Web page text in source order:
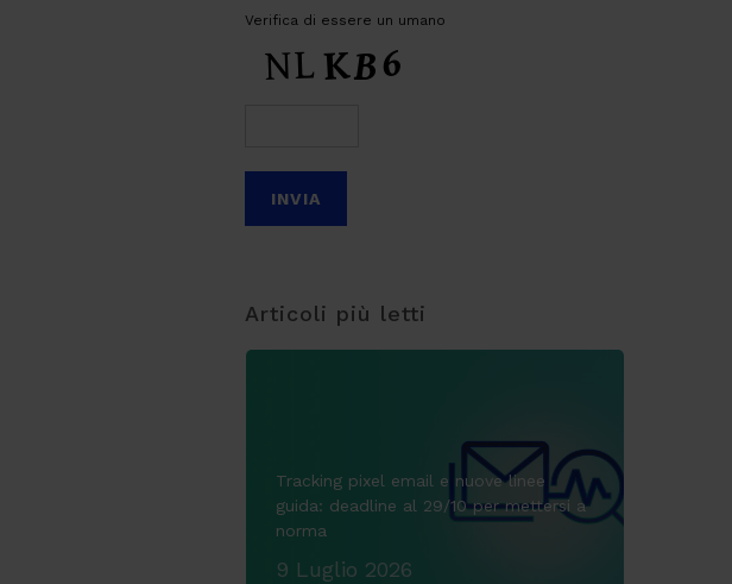
Verifica di essere un umano
Articoli più letti
Tracking pixel email e nuove linee
guida: deadline al 29/10 per mettersi a
norma
9 Luglio 2026